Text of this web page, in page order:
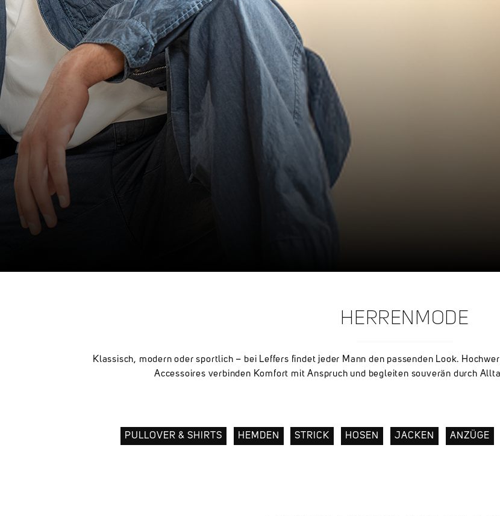
HERRENMODE
Klassisch, modern oder sportlich – bei Leffers findet jeder Mann den passenden Look.
Accessoires verbinden Komfort mit Anspruch und begleiten souverän durch
PULLOVER & SHIRTS HEMDEN STRICK HOSEN JACKEN ANZÜGE